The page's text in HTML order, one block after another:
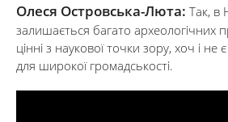
Олеся Островська-Люта: Так, в
залишається багато археологічних
цінні з наукової точки зору, хоч і
для широкої громадськості.